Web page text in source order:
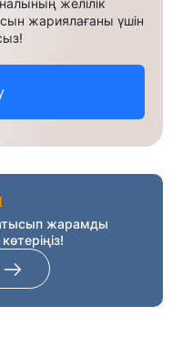
желілік
жариялағаны үшін
жарамды